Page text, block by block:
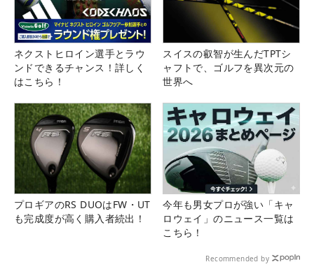
ネクストヒロイン選手とラウ
ンドできるチャンス！詳しく
はこちら！
スイスの叡智が生んだTPTシ
ャフトで、ゴルフを異次元の
世界へ
プロギアのRS DUOはFW・UT
も完成度が高く購入者続出！
今年も男女プロが強い「キャ
ロウェイ」のニュース一覧は
こちら！
Recommended by